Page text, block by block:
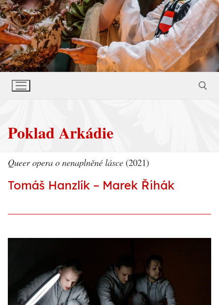
Poklad Arkádie
Queer opera o nenaplněné lásce (2021)
Tomáš Hanzlík – Marek Řihák